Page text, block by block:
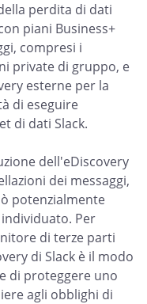
perdita di dati
piani Business+
compresi i
private di gruppo, e
esterne per la
di eseguire
di dati Slack.
dell'eDiscovery
dei messaggi,
potenzialmente
Per
di terze parti
di Slack è il modo
di proteggere uno
agli obblighi di